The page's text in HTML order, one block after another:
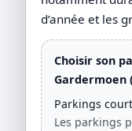
d’année et les
Choisir son
Gardermoen
Parkings
Les parkings